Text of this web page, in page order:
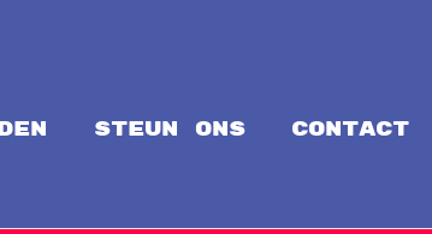
steun ons CONTACT